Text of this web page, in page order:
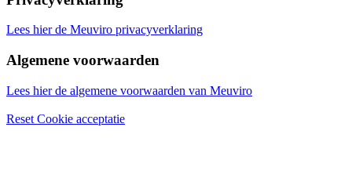
Lees hier de Meuviro privacyverklaring
Algemene voorwaarden
Lees hier de algemene voorwaarden van Meuviro
Reset Cookie acceptatie